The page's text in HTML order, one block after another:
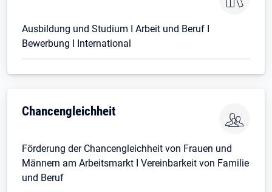
Ausbildung und Studium I Arbeit und Beruf I
Bewerbung I International
Chancengleichheit
Förderung der Chancengleichheit von Frauen und
Männern am Arbeitsmarkt I Vereinbarkeit von Familie
und Beruf